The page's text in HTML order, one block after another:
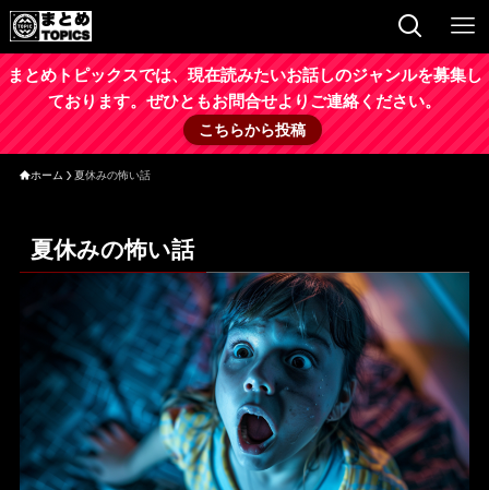
まとめトピックスでは、現在読みたいお話しのジャンルを募集し
ております。ぜひともお問合せよりご連絡ください。
こちらから投稿
ホーム 夏休みの怖い話
夏休みの怖い話